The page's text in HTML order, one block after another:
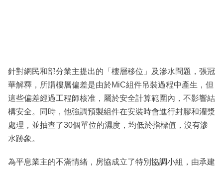
針對網民和部分業主提出的「樓層移位」及滲水問題，張冠
華解釋，所謂樓層偏差是由於MiC組件吊裝過程中產生，但
這些偏差經過工程師核准，屬於安全計算範圍內，不影響結
構安全。同時，他強調預製組件在安裝時會進行封膠和灌漿
處理，並抽查了30個單位的濕度，均低於指標值，沒有滲
水跡象。
為平息業主的不滿情緒，房協成立了特別協調小組，由承建